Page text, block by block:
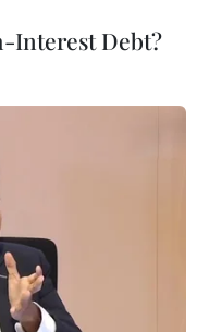
#Thị trường
Interest Debt?